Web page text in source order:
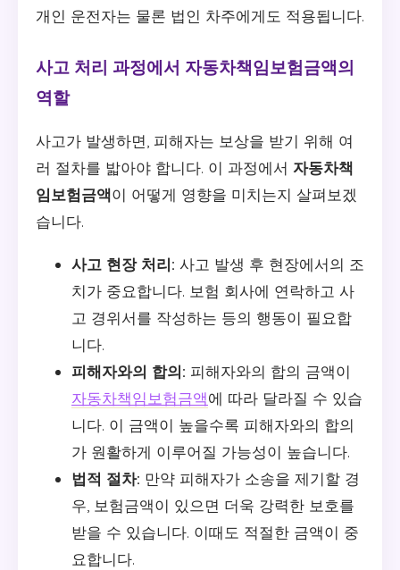
개인 운전자는 물론 법인 차주에게도 적용됩니다.
사고 처리 과정에서 자동차책임보험금액의
역할
사고가 발생하면, 피해자는 보상을 받기 위해 여
러 절차를 밟아야 합니다. 이 과정에서 자동차책
임보험금액이 어떻게 영향을 미치는지 살펴보겠
습니다.
사고 현장 처리: 사고 발생 후 현장에서의 조
치가 중요합니다. 보험 회사에 연락하고 사
고 경위서를 작성하는 등의 행동이 필요합
니다.
피해자와의 합의: 피해자와의 합의 금액이
자동차책임보험금액에 따라 달라질 수 있습
니다. 이 금액이 높을수록 피해자와의 합의
가 원활하게 이루어질 가능성이 높습니다.
법적 절차: 만약 피해자가 소송을 제기할 경
우, 보험금액이 있으면 더욱 강력한 보호를
받을 수 있습니다. 이때도 적절한 금액이 중
요합니다.